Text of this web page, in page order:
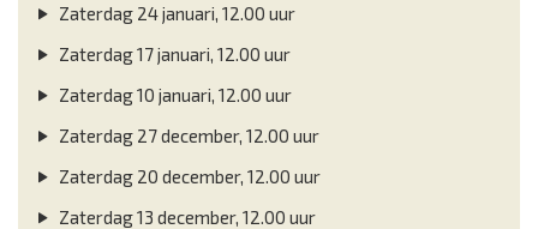
Zaterdag 24 januari, 12.00 uur
Zaterdag 17 januari, 12.00 uur
Zaterdag 10 januari, 12.00 uur
Zaterdag 27 december, 12.00 uur
Zaterdag 20 december, 12.00 uur
Zaterdag 13 december, 12.00 uur